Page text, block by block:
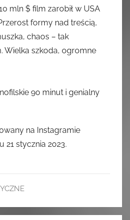
mln $ film zarobił w USA
formy nad treścią,
chaos – tak
Wielka szkoda, ogromne
90 minut i genialny
na Instagramie
21 stycznia 2023.